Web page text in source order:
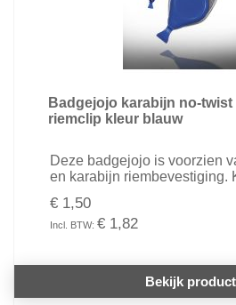
Badgejojo karabijn no-twist
riemclip kleur blauw
Deze badgejojo is voorzien
en karabijn riembevestiging.
€ 1,50
€ 1,82
Bekijk product